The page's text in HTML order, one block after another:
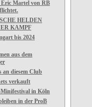
Martel von RB
HELDEN
KAMPF
bis 2024
aus dem
an diesem Club
verkauft
in Köln
in der ProB